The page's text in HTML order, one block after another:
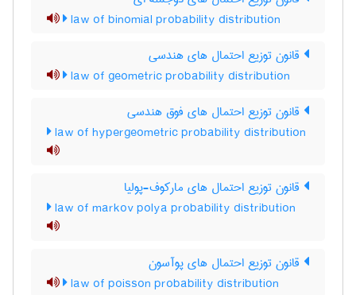
law of binomial probability distribution
قانون توزیع احتمال های هندسی
law of geometric probability distribution
قانون توزیع احتمال های فوق هندسی
law of hypergeometric probability distribution
قانون توزیع احتمال های مارکوف-پولیا
law of markov polya probability distribution
قانون توزیع احتمال های پوآسون
law of poisson probability distribution